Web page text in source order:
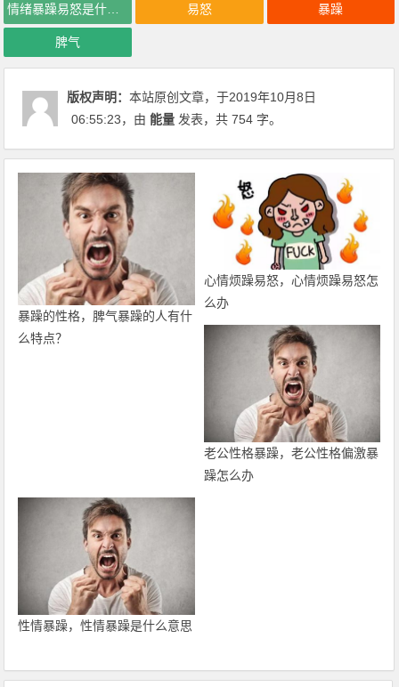
易怒 暴躁
脾气
版权声明：本站原创文章，于2019年10月8日
06:55:23，由能量 发表，共 754 字。
暴躁的性格，脾气暴躁的人有什
么特点？
心情烦躁易怒，心情烦躁易怒怎
么办
老公性格暴躁，老公性格偏激暴
躁怎么办
性情暴躁，性情暴躁是什么意思